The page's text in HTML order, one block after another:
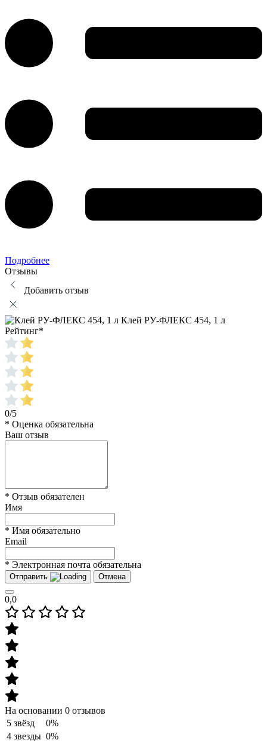
Подробнее
Отзывы
Добавить отзыв
Клей РУ-ФЛЕКС 454, 1 л
Рейтинг*
0/5
* Оценка обязательна
Ваш отзыв
* Отзыв обязателен
Имя
* Имя обязательно
Email
* Электронная почта обязательна
Отправить Отмена
0,0
На основании 0 отзывов
5 звёзд
0%
4 звезды 0%